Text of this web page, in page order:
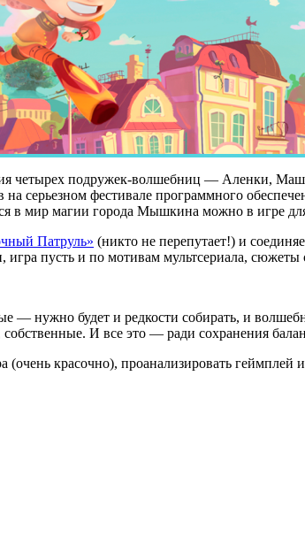
четырех подружек-волшебниц — Аленки,
на серьезном фестивале программного
в мир магии города Мышкина можно в игре
Патруль» (никто не перепутает!) и
пусть и по мотивам мультсериала,
— нужно будет и редкости собирать, и
И все это — ради сохранения
(очень красочно), проанализировать